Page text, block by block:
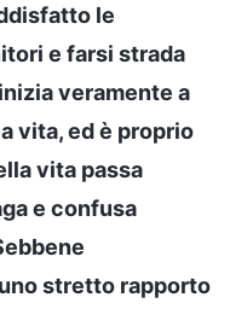
le
e farsi strada
veramente a
vita, ed è proprio
vita passa
e confusa
stretto rapporto